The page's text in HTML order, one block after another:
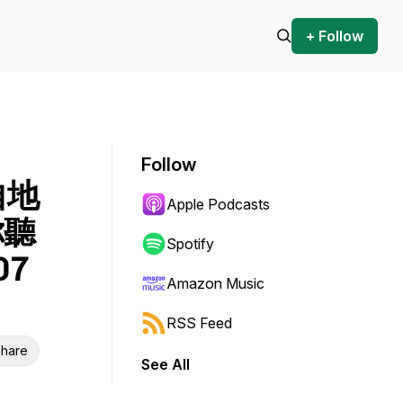
+ Follow
Follow
Apple Podcasts
Spotify
Amazon Music
RSS Feed
See All